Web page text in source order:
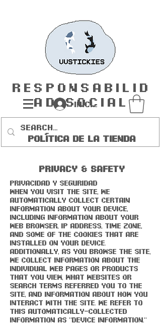
Iniciar sesión
Responsabilid
ad social
POLÍTICA DE LA TIENDA
Privacy & Safety
Privacidad y seguridad
When you visit the Site, we
automatically collect certain
information about your device,
including information about your
web browser, IP address, time zone,
and some of the cookies that are
installed on your device.
Additionally, as you browse the Site,
we collect information about the
individual web pages or products
that you view, what websites or
search terms referred you to the
Site, and information about how you
interact with the Site. We refer to
this automatically-collected
information as “Device Information.”